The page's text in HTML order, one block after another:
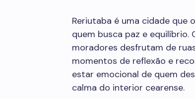
Reriutaba é uma cidade que
quem busca paz e equilíbrio.
moradores desfrutam de
momentos de reflexão e
estar emocional de quem
calma do interior cearense.